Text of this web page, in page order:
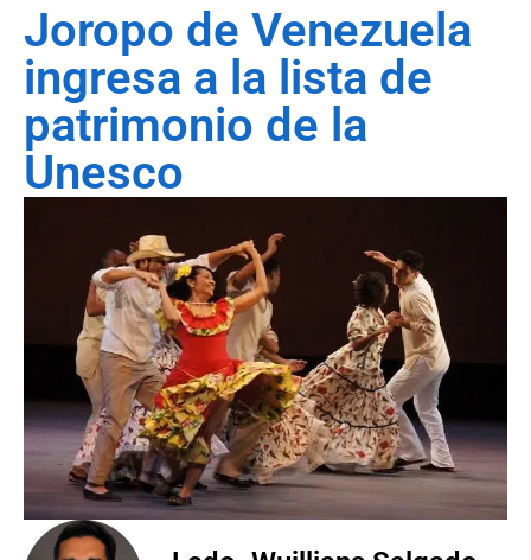
Joropo de Venezuela
ingresa a la lista de
patrimonio de la
Unesco